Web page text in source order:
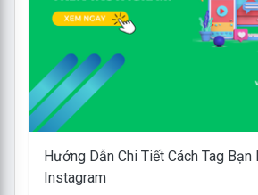
Hướng Dẫn Chi Tiết Cách Tag Bạn
Instagram